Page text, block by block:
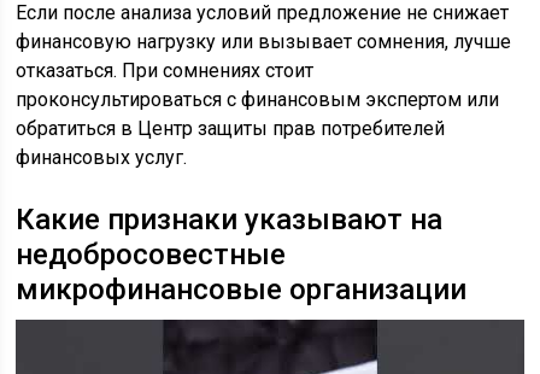
Если после анализа условий предложение не снижает
финансовую нагрузку или вызывает сомнения, лучше
отказаться. При сомнениях стоит
проконсультироваться с финансовым экспертом или
обратиться в Центр защиты прав потребителей
финансовых услуг.
Какие признаки указывают на
недобросовестные
микрофинансовые организации